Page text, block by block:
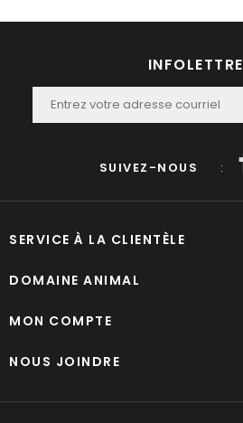
INFOLETTRE
SUIVEZ-NOUS :
SERVICE À LA CLIENTÈLE
DOMAINE ANIMAL
MON COMPTE
NOUS JOINDRE